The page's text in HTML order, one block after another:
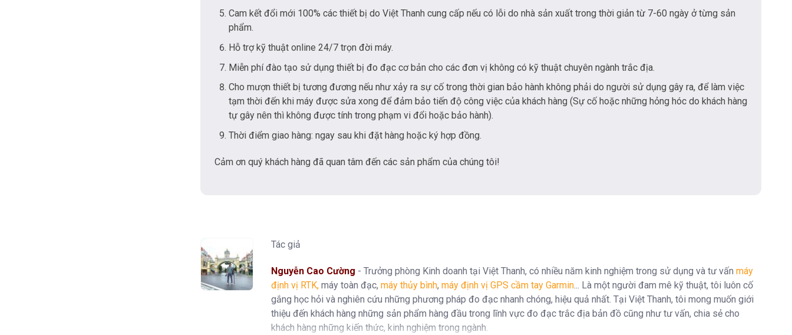
Cam kết đổi mới 100% các thiết bị do Việt Thanh cung cấp nếu có lỗi do nhà sản xuất trong thời giản từ 7-60 ngày ở từng sản
phẩm.
Hỗ trợ kỹ thuật online 24/7 trọn đời máy.
Miễn phí đào tạo sử dụng thiết bị đo đạc cơ bản cho các đơn vị không có kỹ thuật chuyên ngành trắc địa.
Cho mượn thiết bị tương đương nếu như xảy ra sự cố trong thời gian bảo hành không phải do người sử dụng gây ra, để làm việc
tạm thời đến khi máy được sửa xong để đảm bảo tiến độ công việc của khách hàng (Sự cố hoặc những hỏng hóc do khách hàng
tự gây nên thì không được tính trong phạm vi đổi hoặc bảo hành).
Thời điểm giao hàng: ngay sau khi đặt hàng hoặc ký hợp đồng.
Cảm ơn quý khách hàng đã quan tâm đến các sản phẩm của chúng tôi!
Tác giả
Nguyễn Cao Cường - Trưởng phòng Kinh doanh tại Việt Thanh, có nhiều năm kinh nghiệm trong sử dụng và tư vấn máy
định vị RTK, máy toàn đạc, máy thủy bình, máy định vị GPS cầm tay Garmin... Là một người đam mê kỹ thuật, tôi luôn cố
gắng học hỏi và nghiên cứu những phương pháp đo đạc nhanh chóng, hiệu quả nhất. Tại Việt Thanh, tôi mong muốn giới
thiệu đến khách hàng những sản phẩm hàng đầu trong lĩnh vực đo đạc trắc địa bản đồ cũng như tư vấn, chia sẻ cho
khách hàng những kiến thức, kinh nghiệm trong ngành.